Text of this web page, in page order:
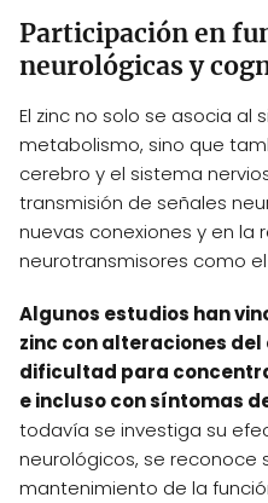
Participación en
neurológicas y
El zinc no solo se asocia al
metabolismo, sino que
cerebro y el sistema
transmisión de señales
nuevas conexiones y en la
neurotransmisores como
Algunos estudios han
zinc con alteraciones
dificultad para
e incluso con síntomas
todavía se investiga su
neurológicos, se reconoce
mantenimiento de la